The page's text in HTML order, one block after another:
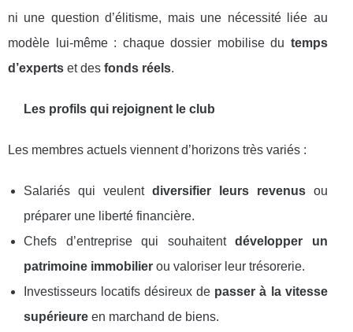
ni une question d’élitisme, mais une nécessité liée au
modèle lui-même : chaque dossier mobilise du temps
d’experts et des fonds réels.
Les profils qui rejoignent le club
Les membres actuels viennent d’horizons très variés :
Salariés qui veulent diversifier leurs revenusou
préparer une liberté financière.
Chefs d’entreprise qui souhaitentdévelopper un
patrimoine immobilier ou valoriser leur trésorerie.
Investisseurs locatifs désireux de passer à la vitesse
supérieure en marchand de biens.